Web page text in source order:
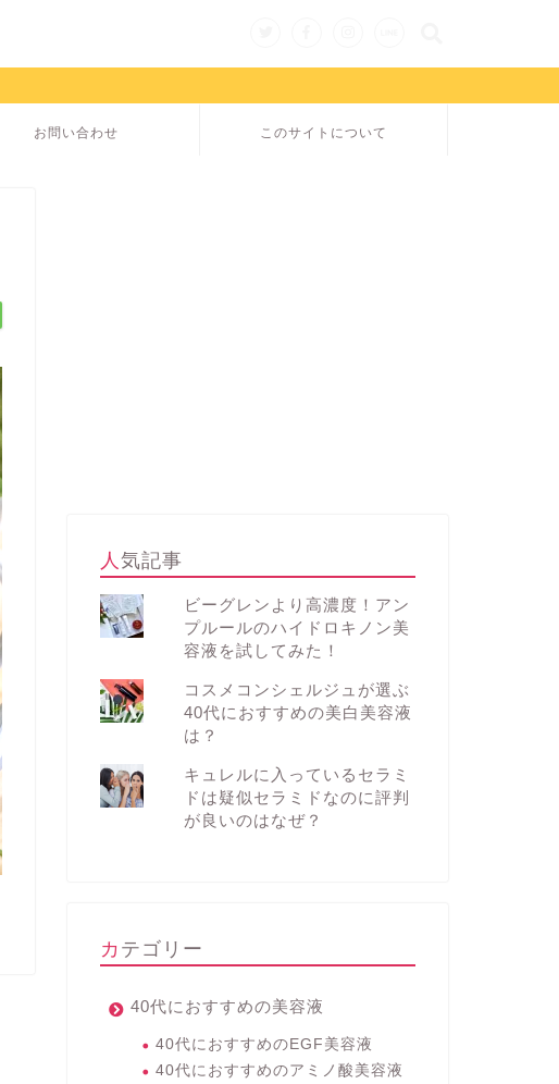
お問い合わせ このサイトについて
人気記事
ビーグレンより高濃度！アン
プルールのハイドロキノン美
容液を試してみた！
コスメコンシェルジュが選ぶ
40代におすすめの美白美容液
は？
キュレルに入っているセラミ
ドは疑似セラミドなのに評判
が良いのはなぜ？
カテゴリー
40代におすすめの美容液
40代におすすめのEGF美容液
40代におすすめのアミノ酸美容液